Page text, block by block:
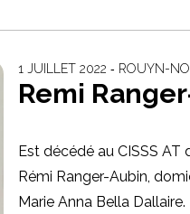
1 JUILLET 2022 ‐ ROUYN-
Remi
Est décédé au CISSS AT
Rémi Ranger-Aubin,
Marie Anna Bella Dallaire.